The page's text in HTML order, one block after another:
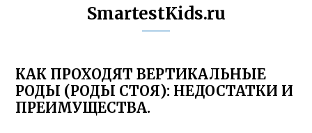
SmartestKids.ru
КАК ПРОХОДЯТ ВЕРТИКАЛЬНЫЕ
РОДЫ (РОДЫ СТОЯ): НЕДОСТАТКИ И
ПРЕИМУЩЕСТВА.